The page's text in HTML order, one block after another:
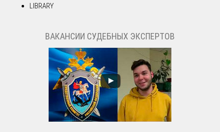
LIBRARY
ВАКАНСИИ СУДЕБНЫХ ЭКСПЕРТОВ